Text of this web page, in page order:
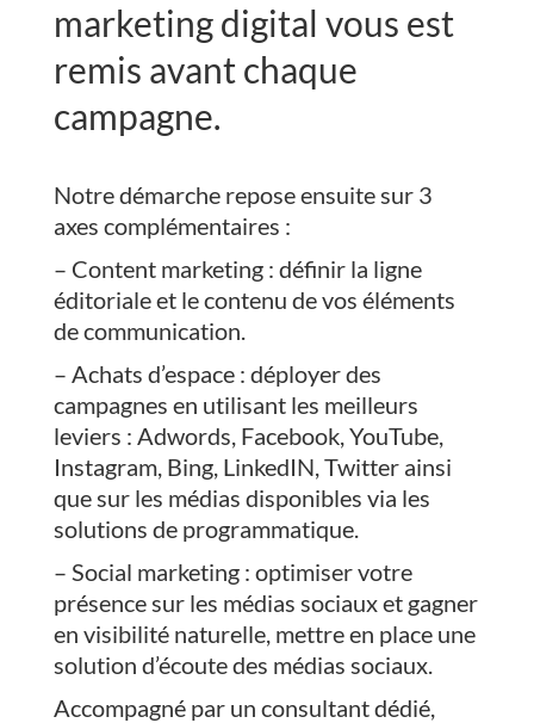
marketing digital vous est
remis avant chaque
campagne.
Notre démarche repose ensuite sur 3
axes complémentaires :
– Content marketing : définir la ligne
éditoriale et le contenu de vos éléments
de communication.
– Achats d’espace : déployer des
campagnes en utilisant les meilleurs
leviers : Adwords, Facebook, YouTube,
Instagram, Bing, LinkedIN, Twitter ainsi
que sur les médias disponibles via les
solutions de programmatique.
– Social marketing : optimiser votre
présence sur les médias sociaux et gagner
en visibilité naturelle, mettre en place une
solution d’écoute des médias sociaux.
Accompagné par un consultant dédié,